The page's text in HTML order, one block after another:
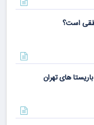
است؟
های تهران